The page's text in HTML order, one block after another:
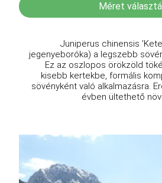
Méret
Juniperus chinensis
jegenyeboróka) a legszebb
Ez az oszlopos örökzöld
kisebb kertekbe, formális
sövényként való alkalmazásra.
évben ültethető